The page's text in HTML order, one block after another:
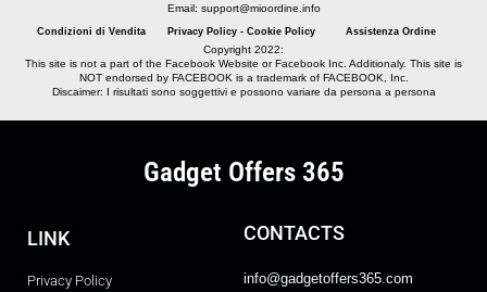
Email: support@mioordine.info
Condizioni di Vendita Privacy Policy - Cookie Policy Assistenza Ordine
Copyright 2022:
This site is not a part of the Facebook Website or Facebook Inc. Additionaly. This site is
NOT endorsed by FACEBOOK is a trademark of FACEBOOK, Inc.
Discaimer: I risultati sono soggettivi e possono variare da persona a persona
Gadget Offers 365
LINK
Privacy Policy
CONTACTS
info@gadgetoffers365.com